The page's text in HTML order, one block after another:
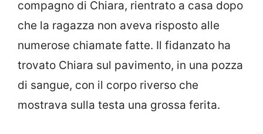
compagno di Chiara, rientrato a casa dopo
che la ragazza non aveva risposto alle
numerose chiamate fatte. Il fidanzato ha
trovato Chiara sul pavimento, in una pozza
di sangue, con il corpo riverso che
mostrava sulla testa una grossa ferita.